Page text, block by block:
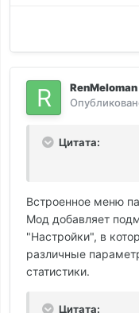
RenMeloman
Цитата:
Встроенное меню
Мод добавляет
"Настройки", в
различные
статистики.
Цитата: